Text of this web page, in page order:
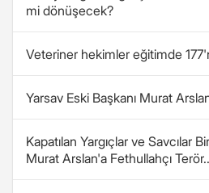
mi dönüşecek?
Veteriner hekimler eğitimde
Yarsav Eski Başkanı Murat
Kapatılan Yargıçlar ve Savcılar
Murat Arslan'a Fethullahçı